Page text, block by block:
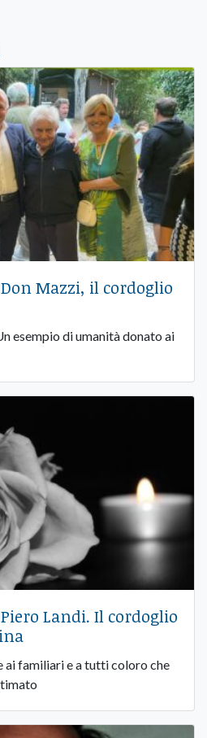
Mazzi, il cordoglio
esempio di umanità donato ai
Landi. Il cordoglio
ai familiari e a tutti coloro che